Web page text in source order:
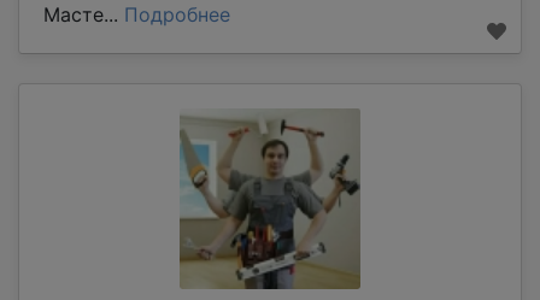
Масте... Подробнее